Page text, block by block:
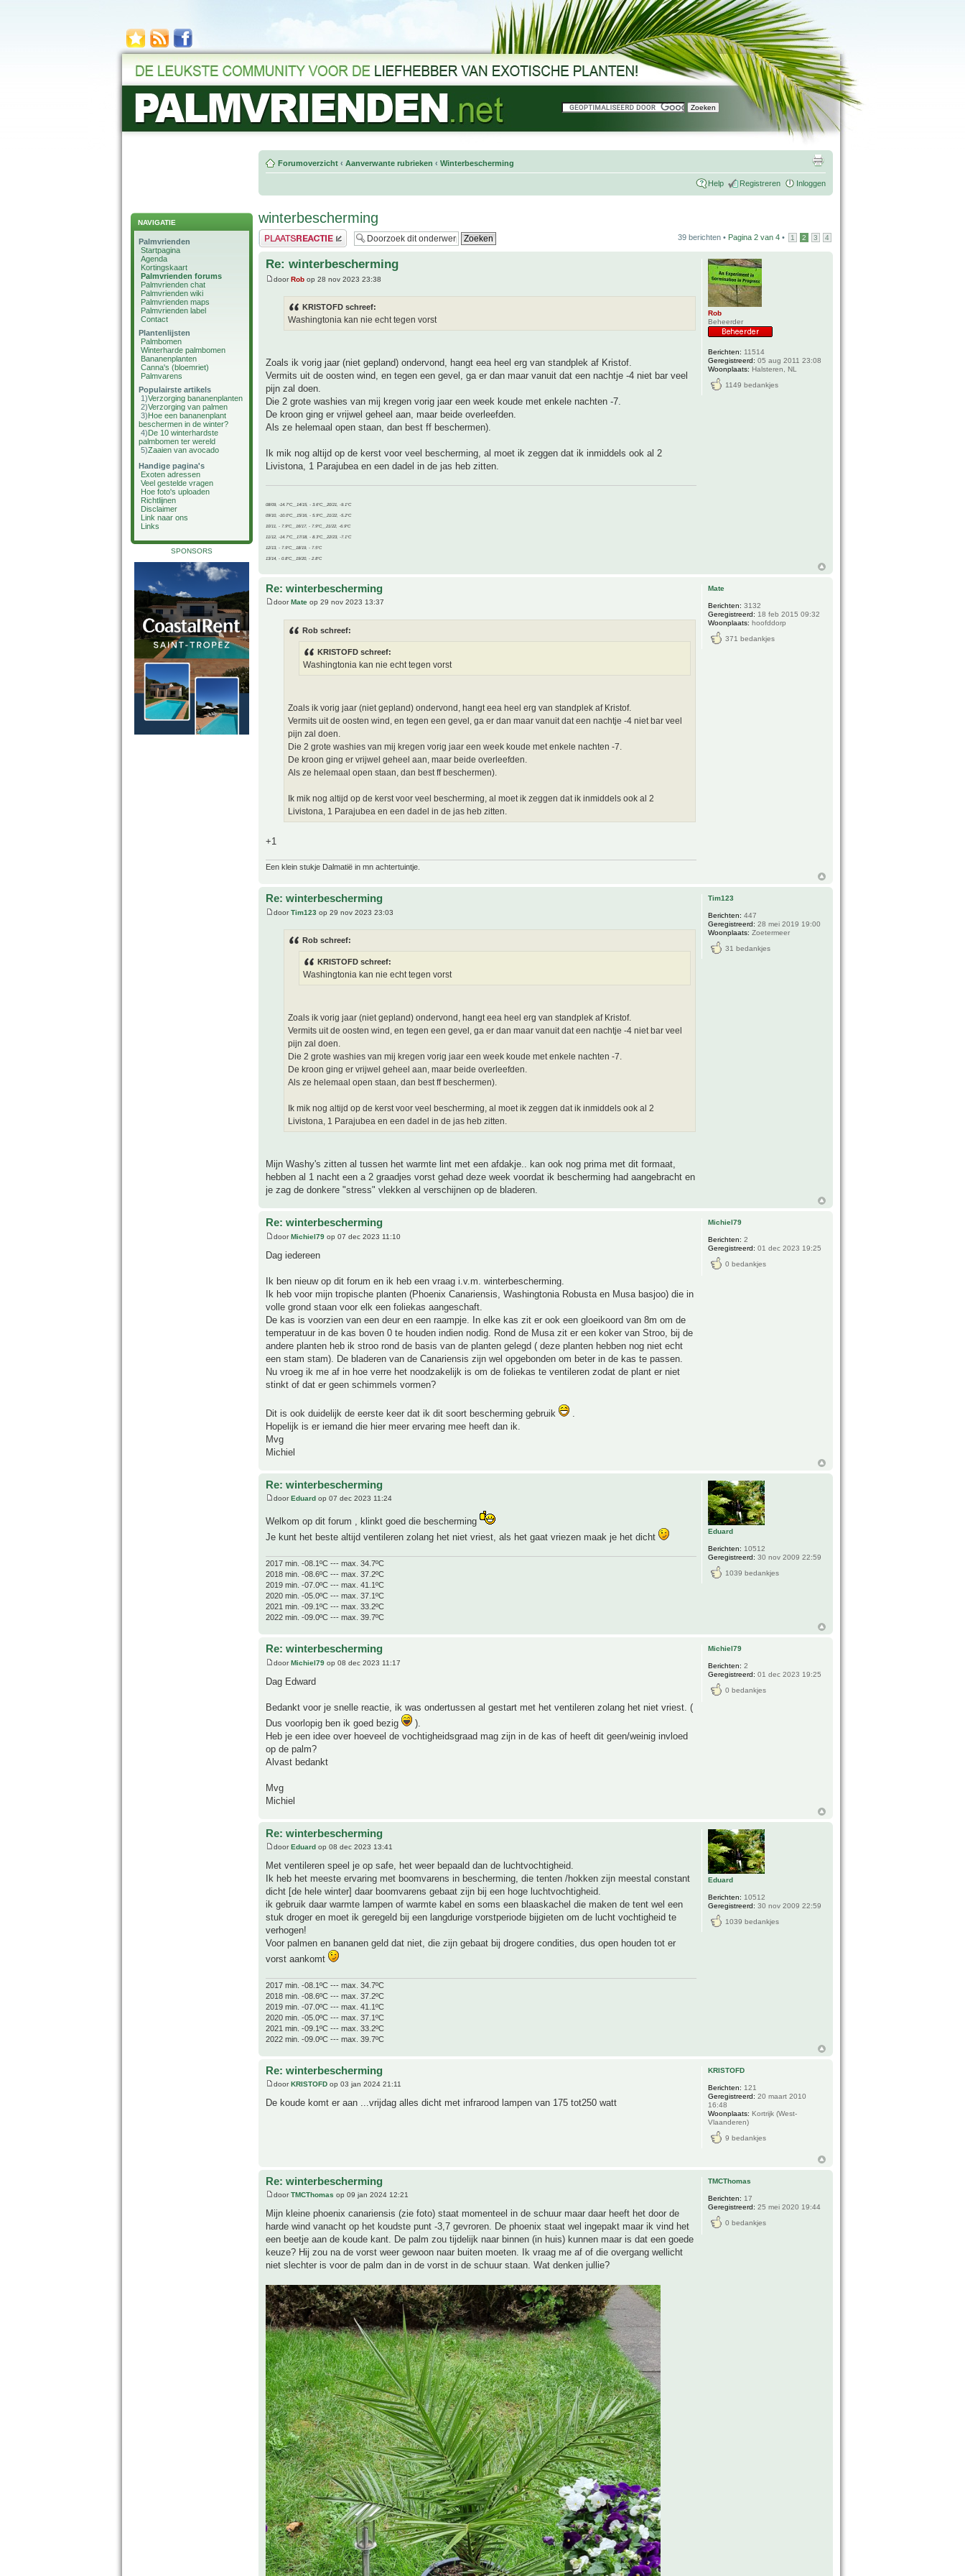
NAVIGATIE
Palmvrienden
Startpagina
Agenda
Kortingskaart
Palmvrienden forums
Palmvrienden chat
Palmvrienden wiki
Palmvrienden maps
Palmvrienden label
Contact
Plantenlijsten
Palmbomen
Winterharde palmbomen
Bananenplanten
Canna's (bloemriet)
Palmvarens
Populairste artikels
1)Verzorging bananenplanten
2)Verzorging van palmen
3)Hoe een bananenplant
beschermen in de winter?
4)De 10 winterhardste
palmbomen ter wereld
5)Zaaien van avocado
Handige pagina's
Exoten adressen
Veel gestelde vragen
Hoe foto's uploaden
Richtlijnen
Disclaimer
Link naar ons
Links
SPONSORS
Forumoverzicht ‹ Aanverwante rubrieken ‹ Winterbescherming
Help Registreren Inloggen
winterbescherming
Plaats een reactie 39 berichten • Pagina 2 van 4 • 1 2 3 4
Re: winterbescherming
doorRob op 28 nov 2023 23:38
KRISTOFD schreef:
Washingtonia kan nie echt tegen vorst
Zoals ik vorig jaar (niet gepland) ondervond, hangt eea heel erg van standplek af Kristof.
Vermits uit de oosten wind, en tegen een gevel, ga er dan maar vanuit dat een nachtje -4 niet bar veel
pijn zal doen.
Die 2 grote washies van mij kregen vorig jaar een week koude met enkele nachten -7.
De kroon ging er vrijwel geheel aan, maar beide overleefden.
Als ze helemaal open staan, dan best ff beschermen).
Ik mik nog altijd op de kerst voor veel bescherming, al moet ik zeggen dat ik inmiddels ook al 2
Livistona, 1 Parajubea en een dadel in de jas heb zitten.
08/09, -14.7°C__14/15, - 3.6°C__20/21, -9.1°C
09/10, -10.0°C__15/16, - 5.9°C__21/22, -5.2°C
10/11, - 7.9°C__16/17, - 7.9°C__21/22, -6.9°C
11/12, -14.7°C__17/18, - 8.3°C__22/23, -7.1°C
12/13, - 7.9°C__18/19, - 7.5°C
13/14, - 0.8°C__19/20, - 2.8°C
Rob
Beheerder
Berichten: 11514
Geregistreerd: 05 aug 2011 23:08
Woonplaats: Halsteren, NL
1149 bedankjes
Re: winterbescherming
door Mate op 29 nov 2023 13:37
Rob schreef:
KRISTOFD schreef:
Washingtonia kan nie echt tegen vorst
Zoals ik vorig jaar (niet gepland) ondervond, hangt eea heel erg van standplek af Kristof.
Vermits uit de oosten wind, en tegen een gevel, ga er dan maar vanuit dat een nachtje -4 niet bar veel
pijn zal doen.
Die 2 grote washies van mij kregen vorig jaar een week koude met enkele nachten -7.
De kroon ging er vrijwel geheel aan, maar beide overleefden.
Als ze helemaal open staan, dan best ff beschermen).
Ik mik nog altijd op de kerst voor veel bescherming, al moet ik zeggen dat ik inmiddels ook al 2
Livistona, 1 Parajubea en een dadel in de jas heb zitten.
+1
Een klein stukje Dalmatië in mn achtertuintje.
Mate
Berichten: 3132
Geregistreerd: 18 feb 2015 09:32
Woonplaats: hoofddorp
371 bedankjes
Re: winterbescherming
doorTim123 op 29 nov 2023 23:03
Rob schreef:
KRISTOFD schreef:
Washingtonia kan nie echt tegen vorst
Zoals ik vorig jaar (niet gepland) ondervond, hangt eea heel erg van standplek af Kristof.
Vermits uit de oosten wind, en tegen een gevel, ga er dan maar vanuit dat een nachtje -4 niet bar veel
pijn zal doen.
Die 2 grote washies van mij kregen vorig jaar een week koude met enkele nachten -7.
De kroon ging er vrijwel geheel aan, maar beide overleefden.
Als ze helemaal open staan, dan best ff beschermen).
Ik mik nog altijd op de kerst voor veel bescherming, al moet ik zeggen dat ik inmiddels ook al 2
Livistona, 1 Parajubea en een dadel in de jas heb zitten.
Mijn Washy's zitten al tussen het warmte lint met een afdakje.. kan ook nog prima met dit formaat,
hebben al 1 nacht een a 2 graadjes vorst gehad deze week voordat ik bescherming had aangebracht en
je zag de donkere "stress" vlekken al verschijnen op de bladeren.
Tim123
Berichten: 447
Geregistreerd: 28 mei 2019 19:00
Woonplaats: Zoetermeer
31 bedankjes
Re: winterbescherming
doorMichiel79 op 07 dec 2023 11:10
Dag iedereen
Ik ben nieuw op dit forum en ik heb een vraag i.v.m. winterbescherming.
Ik heb voor mijn tropische planten (Phoenix Canariensis, Washingtonia Robusta en Musa basjoo) die in
volle grond staan voor elk een foliekas aangeschaft.
De kas is voorzien van een deur en een raampje. In elke kas zit er ook een gloeikoord van 8m om de
temperatuur in de kas boven 0 te houden indien nodig. Rond de Musa zit er een koker van Stroo, bij de
andere planten heb ik stroo rond de basis van de planten gelegd ( deze planten hebben nog niet echt
een stam stam). De bladeren van de Canariensis zijn wel opgebonden om beter in de kas te passen.
Nu vroeg ik me af in hoe verre het noodzakelijk is om de foliekas te ventileren zodat de plant er niet
stinkt of dat er geen schimmels vormen?
Dit is ook duidelijk de eerste keer dat ik dit soort bescherming gebruik
Hopelijk is er iemand die hier meer ervaring mee heeft dan ik.
Mvg
Michiel
Michiel79
Berichten: 2
Geregistreerd: 01 dec 2023 19:25
0 bedankjes
Re: winterbescherming
doorEduard op 07 dec 2023 11:24
Welkom op dit forum , klinkt goed die bescherming
Je kunt het beste altijd ventileren zolang het niet vriest, als het gaat vriezen maak je het dicht
2017 min. -08.1ºC --- max. 34.7ºC
2018 min. -08.6ºC --- max. 37.2ºC
2019 min. -07.0ºC --- max. 41.1ºC
2020 min. -05.0ºC --- max. 37.1ºC
2021 min. -09.1ºC --- max. 33.2ºC
2022 min. -09.0ºC --- max. 39.7ºC
Eduard
Berichten: 10512
Geregistreerd: 30 nov 2009 22:59
1039 bedankjes
Re: winterbescherming
doorMichiel79 op 08 dec 2023 11:17
Dag Edward
Bedankt voor je snelle reactie, ik was ondertussen al gestart met het ventileren zolang het niet vriest. (
Dus voorlopig ben ik goed bezig
).
Heb je een idee over hoeveel de vochtigheidsgraad mag zijn in de kas of heeft dit geen/weinig invloed
op de palm?
Alvast bedankt
Mvg
Michiel
Michiel79
Berichten: 2
Geregistreerd: 01 dec 2023 19:25
0 bedankjes
Re: winterbescherming
doorEduard op 08 dec 2023 13:41
Met ventileren speel je op safe, het weer bepaald dan de luchtvochtigheid.
Ik heb het meeste ervaring met boomvarens in bescherming, die tenten /hokken zijn meestal constant
dicht [de hele winter] daar boomvarens gebaat zijn bij een hoge luchtvochtigheid.
ik gebruik daar warmte lampen of warmte kabel en soms een blaaskachel die maken de tent wel een
stuk droger en moet ik geregeld bij een langdurige vorstperiode bijgieten om de lucht vochtigheid te
verhogen!
Voor palmen en bananen geld dat niet, die zijn gebaat bij drogere condities, dus open houden tot er
vorst aankomt
2017 min. -08.1ºC --- max. 34.7ºC
2018 min. -08.6ºC --- max. 37.2ºC
2019 min. -07.0ºC --- max. 41.1ºC
2020 min. -05.0ºC --- max. 37.1ºC
2021 min. -09.1ºC --- max. 33.2ºC
2022 min. -09.0ºC --- max. 39.7ºC
Eduard
Berichten: 10512
Geregistreerd: 30 nov 2009 22:59
1039 bedankjes
Re: winterbescherming
doorKRISTOFD op 03 jan 2024 21:11
De koude komt er aan ...vrijdag alles dicht met infrarood lampen van 175 tot250 watt
KRISTOFD
Berichten: 121
Geregistreerd: 20 maart 2010
16:48
Woonplaats: Kortrijk (West-
Vlaanderen)
9 bedankjes
Re: winterbescherming
doorTMCThomas op 09 jan 2024 12:21
Mijn kleine phoenix canariensis (zie foto) staat momenteel in de schuur maar daar heeft het door de
harde wind vanacht op het koudste punt -3,7 gevroren. De phoenix staat wel ingepakt maar ik vind het
een beetje aan de koude kant. De palm zou tijdelijk naar binnen (in huis) kunnen maar is dat een goede
keuze? Hij zou na de vorst weer gewoon naar buiten moeten. Ik vraag me af of die overgang wellicht
niet slechter is voor de palm dan in de vorst in de schuur staan. Wat denken jullie?
TMCThomas
Berichten: 17
Geregistreerd: 25 mei 2020 19:44
0 bedankjes